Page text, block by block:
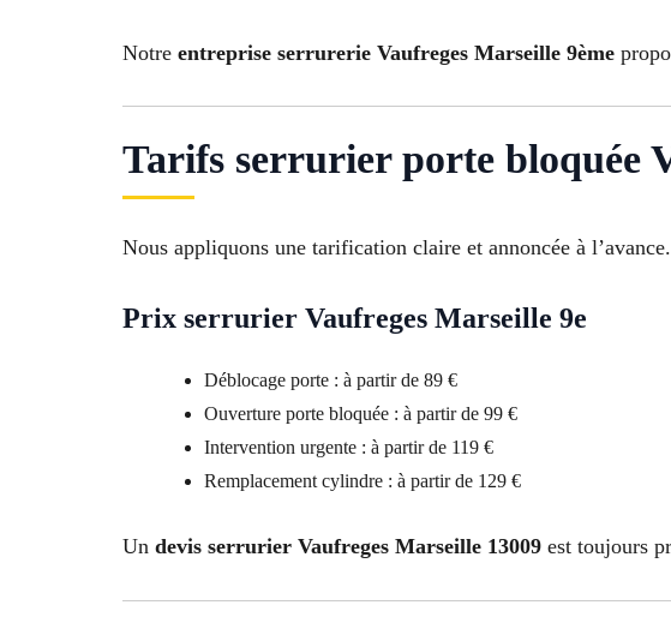
Notre entreprise serrurerie Vaufreges Marseille 9ème
Tarifs serrurier porte bloquée
Nous appliquons une tarification claire et annoncée à l’avance.
Prix serrurier Vaufreges Marseille 9e
Déblocage porte : à partir de 89 €
Ouverture porte bloquée : à partir de 99 €
Intervention urgente : à partir de 119 €
Remplacement cylindre : à partir de 129 €
Un devis serrurier Vaufreges Marseille 13009 est toujours